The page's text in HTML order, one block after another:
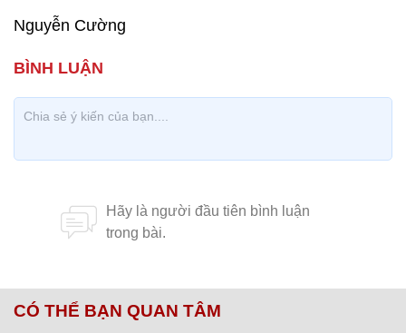
Nguyễn Cường
CÓ THỂ BẠN QUAN TÂM